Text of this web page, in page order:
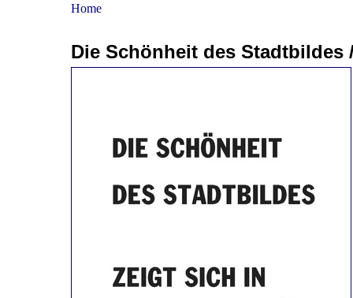
Home
Die Schönheit des